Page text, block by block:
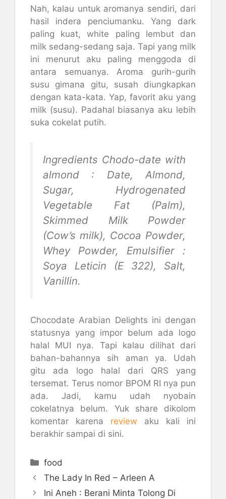
Nah, kalau untuk aromanya sendiri, dari
hasil indera penciumanku. Yang dark
paling kuat, white paling lembut dan
milk sedang-sedang saja. Tapi yang milk
ini menurut aku paling menggoda di
antara semuanya. Aroma gurih-gurih
susu gimana gitu, susah diungkapkan
dengan kata-kata. Yap, favorit aku yang
milk (susu). Padahal biasanya aku lebih
suka cokelat putih.
Ingredients Chodo-date with
almond : Date, Almond,
Sugar, Hydrogenated
Vegetable Fat (Palm),
Skimmed Milk Powder
(Cow’s milk), Cocoa Powder,
Whey Powder, Emulsifier :
Soya Leticin (E 322), Salt,
Vanillin.
Chocodate Arabian Delights ini dengan
statusnya yang impor belum ada logo
halal MUI nya. Tapi kalau dilihat dari
bahan-bahannya sih aman ya. Udah
gitu ada logo halal dari QRS yang
tersemat. Terus nomor BPOM RI nya pun
ada. Jadi, kamu udah nyobain
cokelatnya belum. Yuk share dikolom
komentar karena review aku kali ini
berakhir sampai di sini.
Kategori
food
The Lady In Red – Arleen A
Ini Aneh : Berani Minta Tolong Di